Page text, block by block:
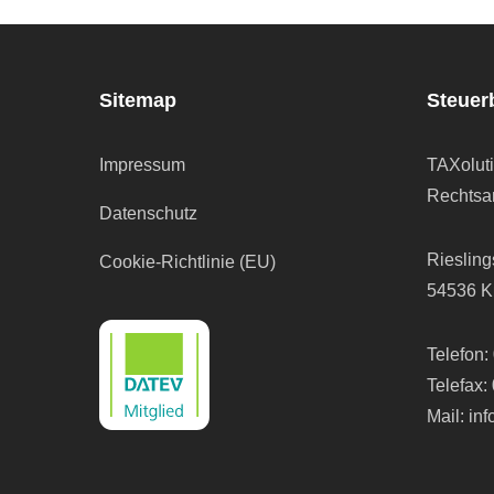
Sitemap
Impressum
Datenschutz
Cookie-Richtlinie (EU)
54536
Telefon:
Telefax:
Mail: